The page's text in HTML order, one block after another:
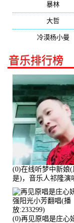
暴林
大哲
冷漠杨小曼
音乐排行榜
(0)在线听梦中新娘(
是)，音乐人祁隆演
播:2713192次
(0)再见原唱是庄心